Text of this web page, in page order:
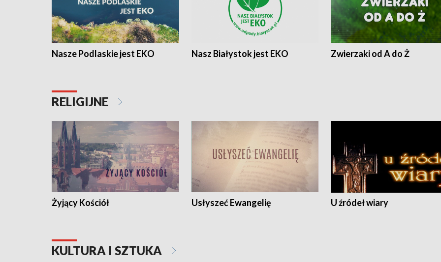
Nasze Podlaskie jest EKO Nasz Białystok jest EKO Zwierzaki od A do Ż
RELIGIJNE
Żyjący Kościół Usłyszeć Ewangelię U źródeł wiary
KULTURA I SZTUKA